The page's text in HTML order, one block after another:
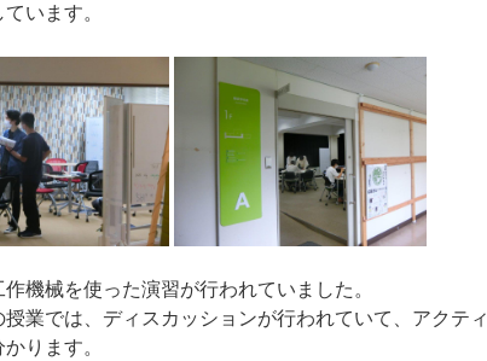
います。
機械を使った演習が行われていました。
業では、ディスカッションが行われていて、アクティ
ります。